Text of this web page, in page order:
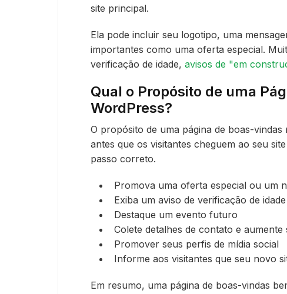
site principal.
Ela pode incluir seu logotipo, uma
importantes como uma oferta especial.
verificação de idade, avisos de "em
Qual o Propósito de uma
WordPress?
O propósito de uma página de boas-
antes que os visitantes cheguem ao seu
passo correto.
Promova uma oferta especial ou um
Exiba um aviso de verificação de idade
Destaque um evento futuro
Colete detalhes de contato e aumente
Promover seus perfis de mídia social
Informe aos visitantes que seu novo
Em resumo, uma página de boas-vindas